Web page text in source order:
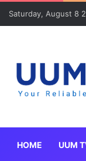
Saturday, August 8
HOME UUM